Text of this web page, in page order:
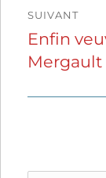
SUIVANT
Publication
suivante :
Enfin
Mergault